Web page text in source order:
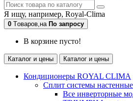
Я ищу, например, Royal-Clima
0 Tоваров,на По запросу
В корзине пусто!
Каталог и цены Каталог и цены
Кондиционеры ROYAL CLIMA
Сплит системы настенные
Все инверторные